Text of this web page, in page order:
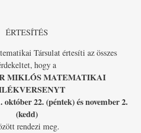
ÉRTESÍTÉS
Társulat értesíti az összes
hogy a
MIKLÓS MATEMATIKAI
október 22. (péntek) és november 2.
(kedd)
rendezi meg.